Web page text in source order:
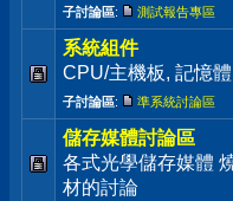
子討論區: 測試報告專區
系統組件
CPU/主機板, 記憶
子討論區: 準系統討論區
儲存媒體討論區
各式光學儲存媒體
材的討論